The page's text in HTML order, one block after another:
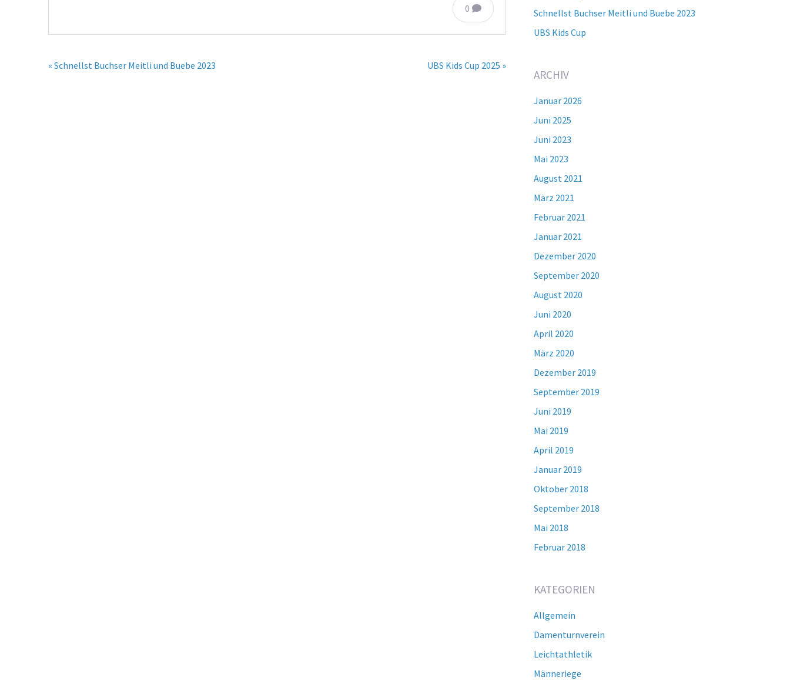
0
« Schnellst Buchser Meitli und Buebe 2023 UBS Kids Cup 2025 »
Schnellst Buchser Meitli und Buebe 2023
UBS Kids Cup
ARCHIV
Januar 2026
Juni 2025
Juni 2023
Mai 2023
August 2021
März 2021
Februar 2021
Januar 2021
Dezember 2020
September 2020
August 2020
Juni 2020
April 2020
März 2020
Dezember 2019
September 2019
Juni 2019
Mai 2019
April 2019
Januar 2019
Oktober 2018
September 2018
Mai 2018
Februar 2018
KATEGORIEN
Allgemein
Damenturnverein
Leichtathletik
Männeriege